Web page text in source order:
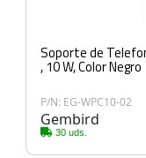
Soporte de
, 10 W, Color Negro
P/N: EG-WPC10-02
Gembird
30 uds.